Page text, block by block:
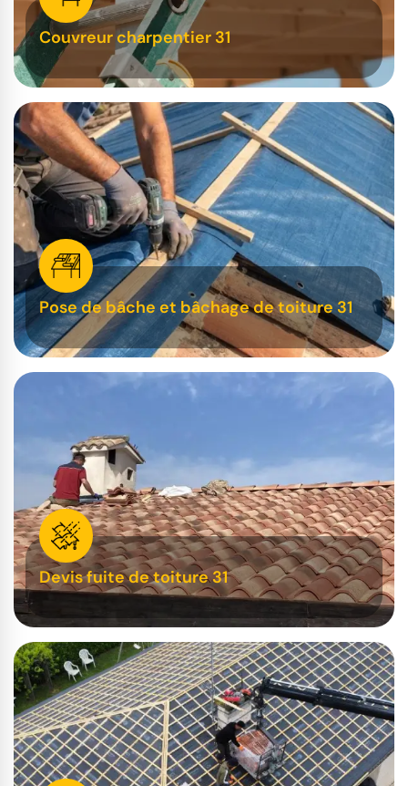
Couvreur charpentier 31
Pose de bâche et bâchage de toiture 31
Devis fuite de toiture 31